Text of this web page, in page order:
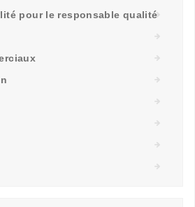
pour le responsable qualité